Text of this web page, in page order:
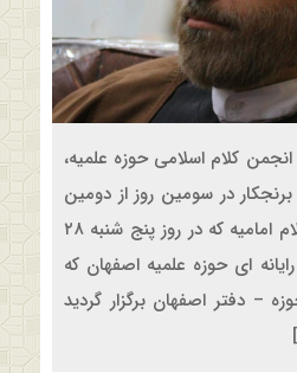
کلام اسلامی حوزه علمیه،
در سومین روز از دومین
دوره مدرسه تابستانی کلام امامیه که در روز پنج شنبه ۲۸
ای حوزه علمیه اصفهان که
– دفتر اصفهان برگزار گردید